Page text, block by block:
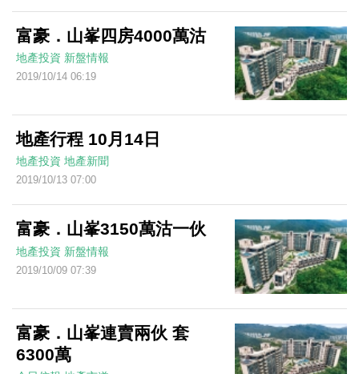
富豪．山峯四房4000萬沽
地產投資 新盤情報
2019/10/14 06:19
地產行程 10月14日
地產投資 地產新聞
2019/10/13 07:00
富豪．山峯3150萬沽一伙
地產投資 新盤情報
2019/10/09 07:39
富豪．山峯連賣兩伙 套
6300萬